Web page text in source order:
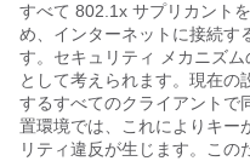
すべて 802.1x サプリカント
め、インターネットに接続す
す。セキュリティ メカニズ
として考えられます。現在の
するすべてのクライアントで
置環境では、これによりキー
リティ違反が生じます。この